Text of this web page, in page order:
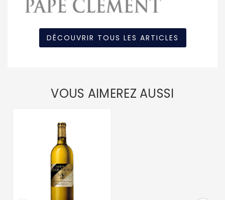
DÉCOUVRIR TOUS LES ARTICLES
VOUS AIMEREZ AUSSI